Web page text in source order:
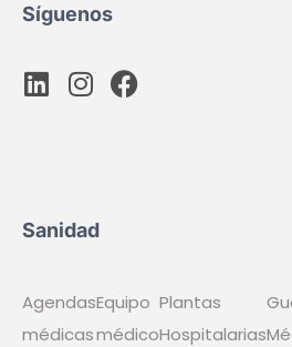
Síguenos
Sanidad
Agendas
médicas
Equipo
médico
Plantas
Hospitalarias